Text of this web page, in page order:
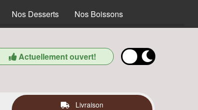
Nos Desserts Nos Boissons
Actuellement ouvert!
Livraison